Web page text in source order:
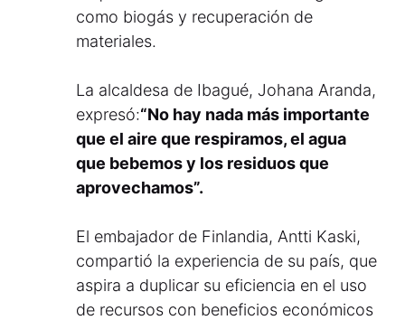
como biogás y recuperación de
materiales.
La alcaldesa de Ibagué, Johana Aranda,
expresó:“No hay nada más importante
que el aire que respiramos, el agua
que bebemos y los residuos que
aprovechamos”.
El embajador de Finlandia, Antti Kaski,
compartió la experiencia de su país, que
aspira a duplicar su eficiencia en el uso
de recursos con beneficios económicos